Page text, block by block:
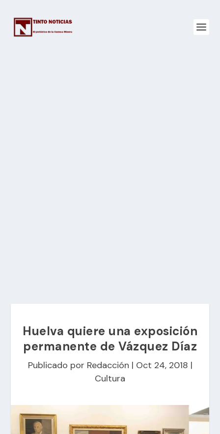
Huelva quiere una exposición
permanente de Vázquez Díaz
Publicado por Redacción | Oct 24, 2018 |
Cultura